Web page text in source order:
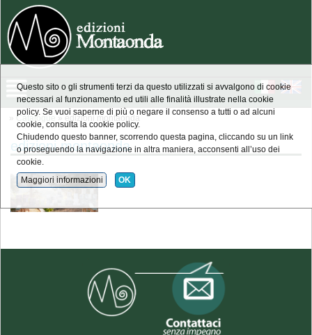
» Catalogue » edizioni montaonda
edizioni montaonda
Questo sito o gli strumenti terzi da questo utilizzati si avvalgono di cookie
necessari al funzionamento ed utili alle finalità illustrate nella cookie
policy. Se vuoi saperne di più o negare il consenso a tutti o ad alcuni
cookie, consulta la cookie policy.
Chiudendo questo banner, scorrendo questa pagina, cliccando su un link
o proseguendo la navigazione in altra maniera, acconsenti all’uso dei
cookie.
Maggiori informazioni OK